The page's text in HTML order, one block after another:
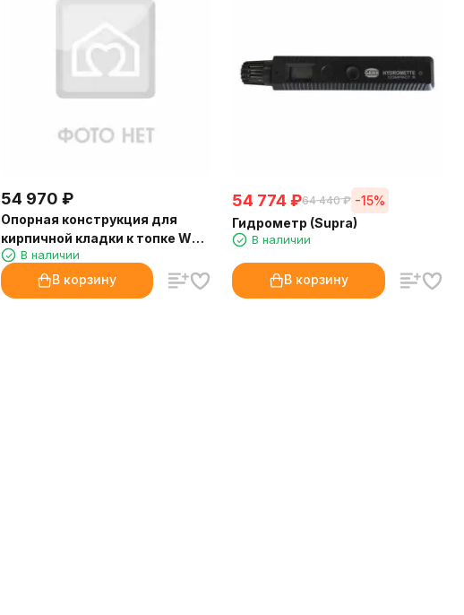
54 970 ₽
Опорная конструкция для
кирпичной кладки к топке WT
66 Front (Palazzetti)
В наличии
В корзину
54 774 ₽64 440 ₽ -15%
Гидрометр (Supra)
В наличии
В корзину